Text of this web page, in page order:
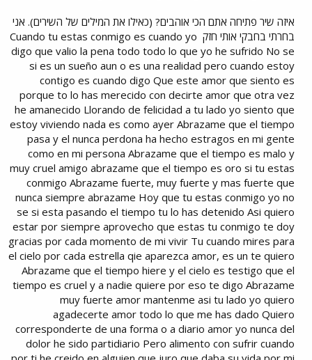
איזה שיר פתיחה אתם הכי אוהבים? (כאילו את המילים של השירים). אני
בחרתי בחבקי אותי חזק Cuando tu estas conmigo es cuando yo
digo que valio la pena todo todo lo que yo he sufrido No se
si es un sueño aun o es una realidad pero cuando estoy
contigo es cuando digo Que este amor que siento es
porque to lo has merecido con decirte amor que otra vez
he amanecido Llorando de felicidad a tu lado yo siento que
estoy viviendo nada es como ayer Abrazame que el tiempo
pasa y el nunca perdona ha hecho estragos en mi gente
como en mi persona Abrazame que el tiempo es malo y
muy cruel amigo abrazame que el tiempo es oro si tu estas
conmigo Abrazame fuerte, muy fuerte y mas fuerte que
nunca siempre abrazame Hoy que tu estas conmigo yo no
se si esta pasando el tiempo tu lo has detenido Asi quiero
estar por siempre aprovecho que estas tu conmigo te doy
gracias por cada momento de mi vivir Tu cuando mires para
el cielo por cada estrella qie aparezca amor, es un te quiero
Abrazame que el tiempo hiere y el cielo es testigo que el
tiempo es cruel y a nadie quiere por eso te digo Abrazame
muy fuerte amor mantenme asi tu lado yo quiero
agadecerte amor todo lo que me has dado Quiero
corresponderte de una forma o a diario amor yo nunca del
dolor he sido partidiario Pero alimento con sufrir cuando